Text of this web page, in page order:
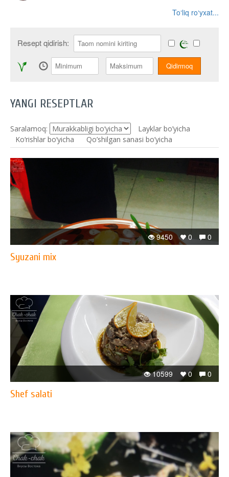
To‘liq ro‘yxat...
Resept qidirish:
YANGI RESEPTLAR
Saralamoq:
Layklar bo’yicha
Ko‘rishlar bo‘yicha
Qo’shilgan sanasi bo’yicha
0
0
9450
Syuzani mix
0
0
10599
Shef salati